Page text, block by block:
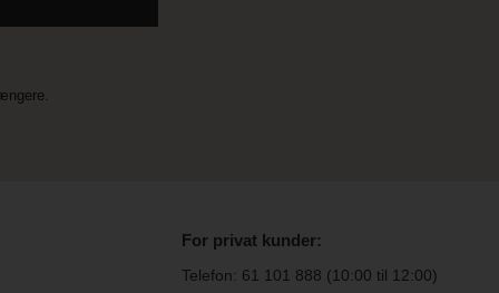
For privat kunder:
Telefon: 61 101 888 (10:00 til 12:00)